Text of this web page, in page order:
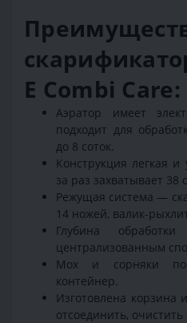
E Combi Care:
Аэратор имеет
подходит для
до 8 соток.
Конструкция легкая
за раз захватывает 38
Режущая система —
14 ножей, валик-
Глубина
централизованным
Мох и сорняки
контейнер.
Изготовлена корзина
отсоединить,